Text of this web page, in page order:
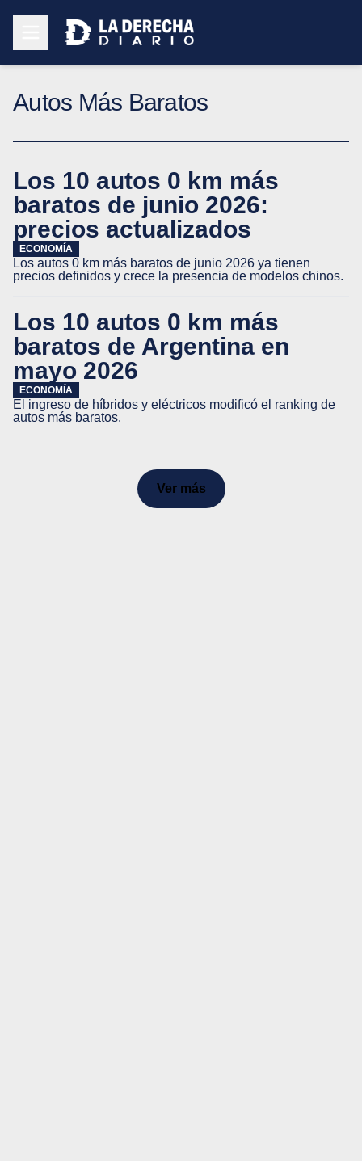
Autos Más Baratos
Los 10 autos 0 km más
baratos de junio 2026:
precios actualizados
ECONOMÍA
Los autos 0 km más baratos de junio 2026 ya tienen
precios definidos y crece la presencia de modelos chinos.
Los 10 autos 0 km más
baratos de Argentina en
mayo 2026
ECONOMÍA
El ingreso de híbridos y eléctricos modificó el ranking de
autos más baratos.
Ver más